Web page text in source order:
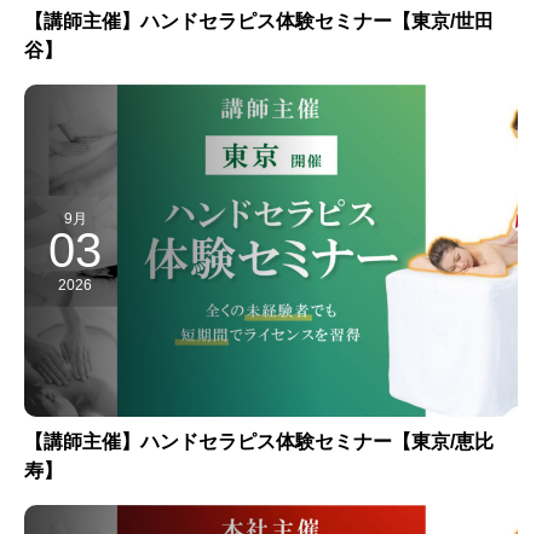
【講師主催】ハンドセラピス体験セミナー【東京/世田
谷】
9月
03
2026
【講師主催】ハンドセラピス体験セミナー【東京/恵比
寿】